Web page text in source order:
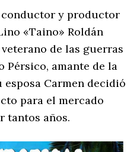
conductor y productor
«Taino» Roldán
de las guerras
Pérsico, amante de la
Carmen decidió
para el mercado
tantos años.